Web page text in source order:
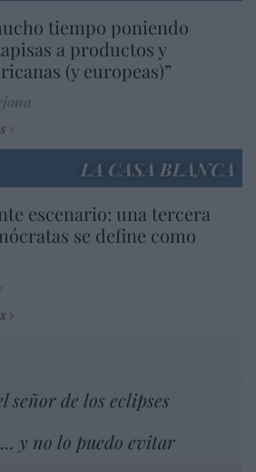
tiempo poniendo
a productos y
(y europeas)”
LA CASA BLANCA
escenario: una tercera
se define como
señor de los eclipses
y no lo puedo evitar